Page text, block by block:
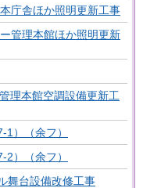
庁舎ほか照明更新工事
管理本館ほか照明更新
理本館空調設備更新工
1）（余フ）
2）（余フ）
舞台設備改修工事